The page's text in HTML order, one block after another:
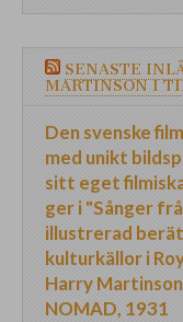
SENASTE
MARTINSON I
Den svenske
med unikt
sitt eget
ger i "Sånger
illustrerad
kulturkällor i
Harry
NOMAD, 1931